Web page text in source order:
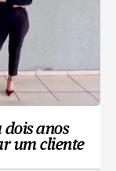
anos
um cliente